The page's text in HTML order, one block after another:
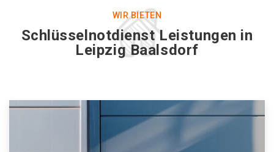
WIR BIETEN
Schlüsselnotdienst Leistungen in
Leipzig Baalsdorf